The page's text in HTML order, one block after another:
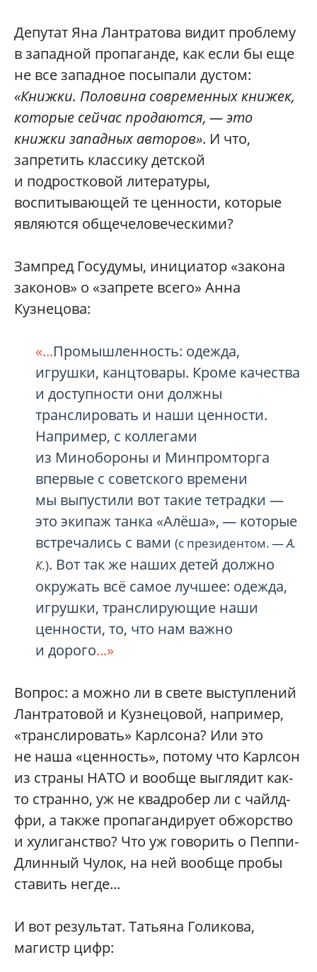
Депутат Яна Лантратова видит проблему
в западной пропаганде, как если бы еще
не все западное посыпали дустом:
«Книжки. Половина современных книжек,
которые сейчас продаются, — это
книжки западных авторов». И что,
запретить классику детской
и подростковой литературы,
воспитывающей те ценности, которые
являются общечеловеческими?
Зампред Госудумы, инициатор «закона
законов» о «запрете всего» Анна
Кузнецова:
«...Промышленность: одежда,
игрушки, канцтовары. Кроме качества
и доступности они должны
транслировать и наши ценности.
Например, с коллегами
из Минобороны и Минпромторга
впервые с советского времени
мы выпустили вот такие тетрадки —
это экипаж танка «Алёша», — которые
встречались с вами (с президентом. —А.
К.). Вот так же наших детей должно
окружать всё самое лучшее: одежда,
игрушки, транслирующие наши
ценности, то, что нам важно
и дорого...»
Вопрос: а можно ли в свете выступлений
Лантратовой и Кузнецовой, например,
«транслировать» Карлсона? Или это
не наша «ценность», потому что Карлсон
из страны НАТО и вообще выглядит как-
то странно, уж не квадробер ли с чайлд-
фри, а также пропагандирует обжорство
и хулиганство? Что уж говорить о Пеппи-
Длинный Чулок, на ней вообще пробы
ставить негде...
И вот результат. Татьяна Голикова,
магистр цифр: